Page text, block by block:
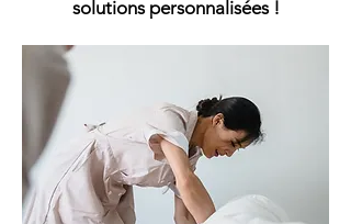
solutions personnalisées !